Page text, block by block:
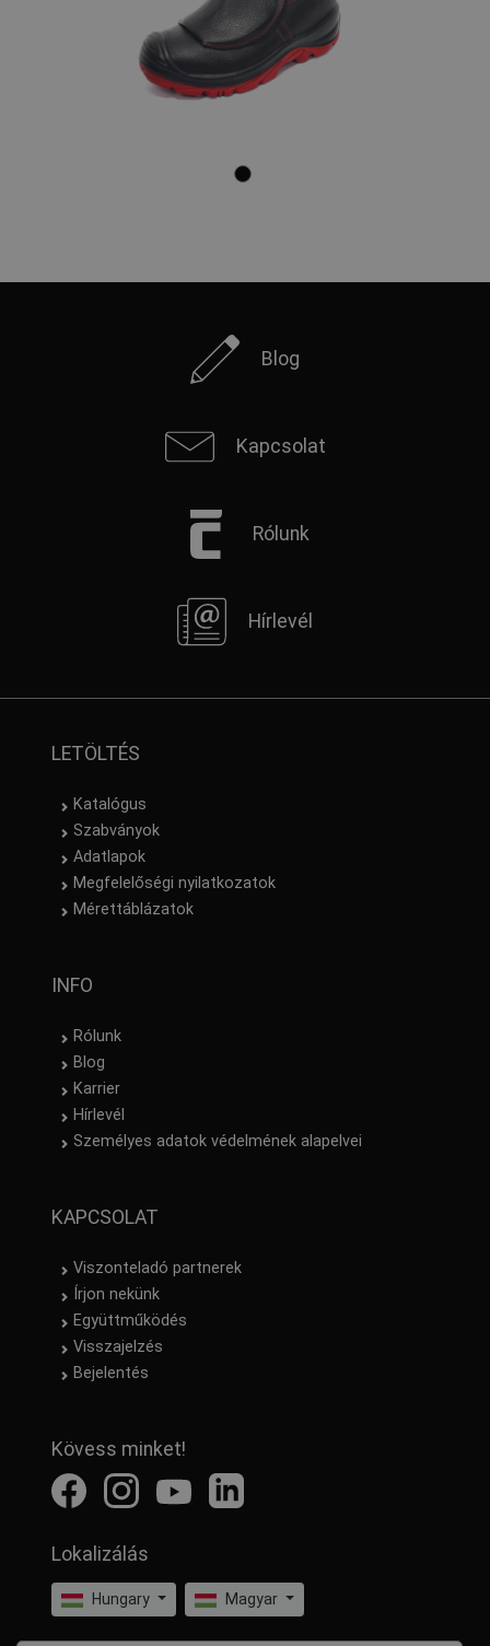
Blog
Kapcsolat
Rólunk
Hírlevél
LETÖLTÉS
Katalógus
Szabványok
Adatlapok
Megfelelőségi nyilatkozatok
Mérettáblázatok
INFO
Rólunk
Blog
Karrier
Hírlevél
Személyes adatok védelmének alapelvei
KAPCSOLAT
Viszonteladó partnerek
Írjon nekünk
Együttműködés
Visszajelzés
Bejelentés
Kövess minket!
Lokalizálás
Hungary Magyar